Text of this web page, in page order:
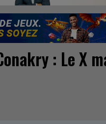
: Le X